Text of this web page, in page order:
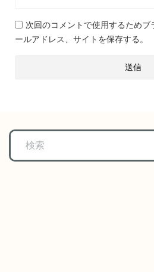
次回のコメントで使用するためブ
ールアドレス、サイトを保存する。